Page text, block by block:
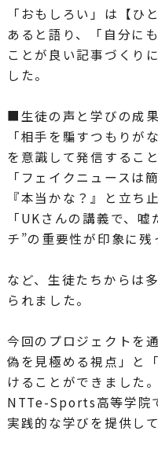
「おもしろい」は【ひ
あると語り、「自分に
ことが良い記事づくり
した。
■生徒の声と学びの成果
「相手を騙すつもりが
を意識して発信するこ
「フェイクニュースは
『本当かな？』と立ち
「UKさんの講義で、
チ”の重要性が印象に残
など、生徒たちからは
られました。
今回のプロジェクトを
偽を見極める視点」と
けることができました。
NTTe-Sports高等学院
実践的な学びを提供して